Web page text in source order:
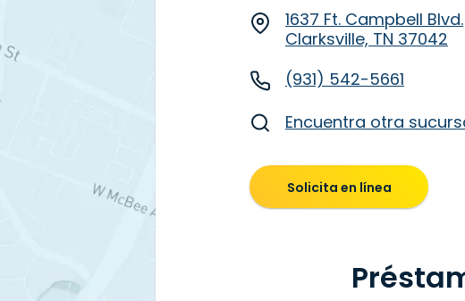
1637 Ft. Campbell Blvd.
Clarksville, TN 37042
(931) 542-5661
Encuentra otra
Solicita en línea